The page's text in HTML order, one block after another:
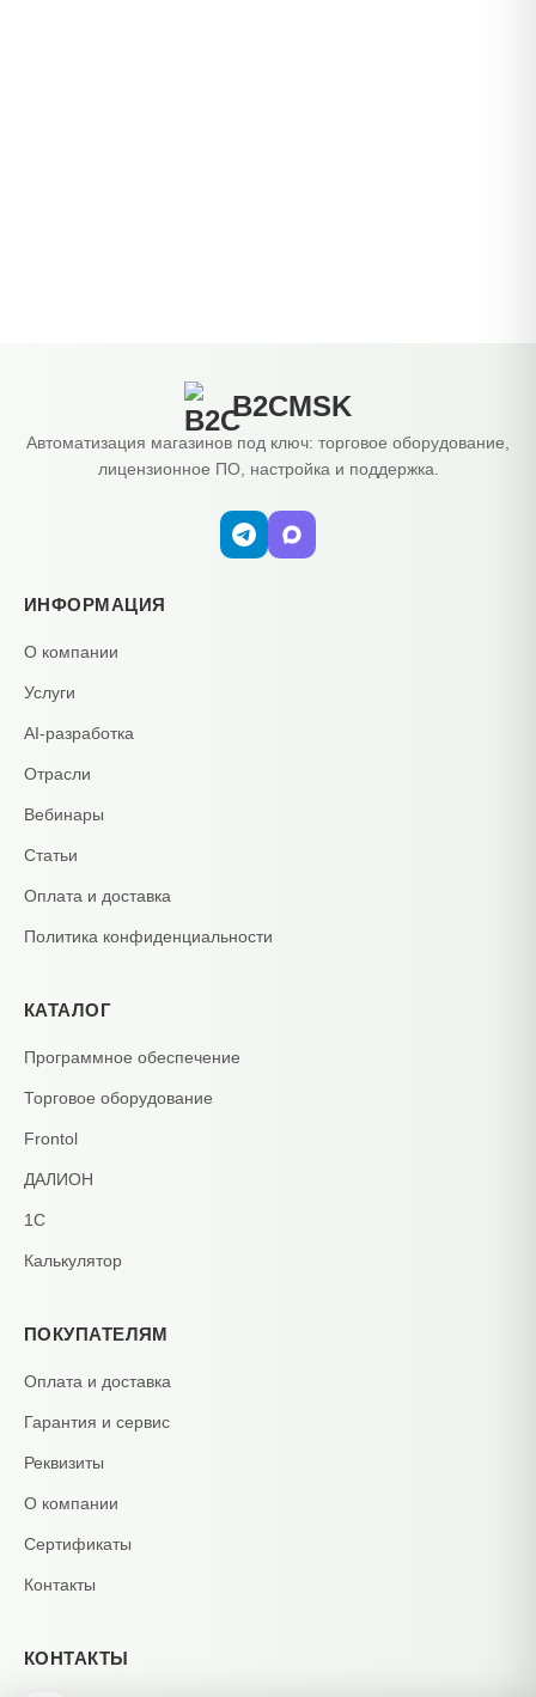
B2CMSK
Автоматизация магазинов под ключ: торговое оборудование,
лицензионное ПО, настройка и поддержка.
ИНФОРМАЦИЯ
О компании
Услуги
AI-разработка
Отрасли
Вебинары
Статьи
Оплата и доставка
Политика конфиденциальности
КАТАЛОГ
Программное обеспечение
Торговое оборудование
Frontol
ДАЛИОН
1С
Калькулятор
ПОКУПАТЕЛЯМ
Оплата и доставка
Гарантия и сервис
Реквизиты
О компании
Сертификаты
Контакты
КОНТАКТЫ